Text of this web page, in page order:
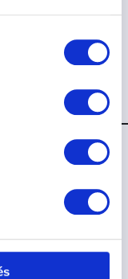
részét az alábbi
Neked